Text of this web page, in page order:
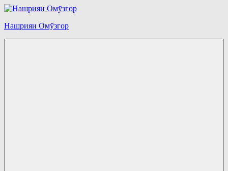
Перейти
содержимому
Нашрияи Омӯзгор